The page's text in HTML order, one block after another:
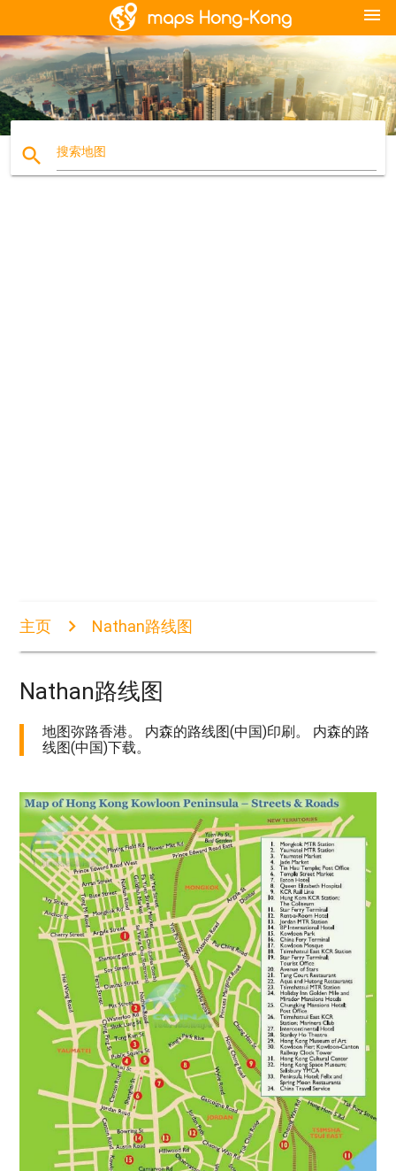
menu
search 搜索地图
主页 Nathan路线图
Nathan路线图
地图弥路香港。 内森的路线图(中国)印刷。 内森的路
线图(中国)下载。